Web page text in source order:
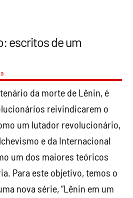
escritos de um
da morte de Lênin, é
reivindicarem o
um lutador revolucionário,
e da Internacional
um dos maiores teóricos
Para este objetivo, temos o
nova série, “Lênin em um